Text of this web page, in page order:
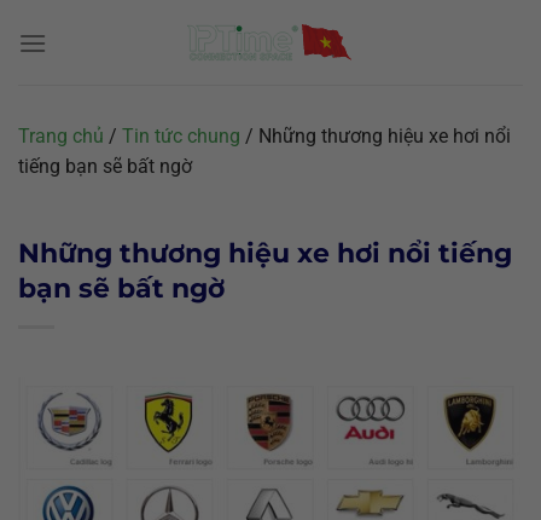
đến
Trang chủ / Tin tức chung / Những thương hiệu xe hơi nổi
tiếng bạn sẽ bất ngờ
Những thương hiệu xe hơi nổi tiếng
bạn sẽ bất ngờ